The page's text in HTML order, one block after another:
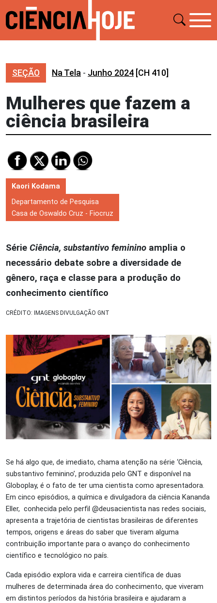
SEÇÃO Na Tela - Junho 2024 [CH 410]
Mulheres que fazem a
ciência brasileira
Kaori Kodama
Departamento de Pesquisa
Casa de Oswaldo Cruz - Fiocruz
Série Ciência, substantivo feminino amplia o
necessário debate sobre a diversidade de
gênero, raça e classe para a produção do
conhecimento científico
CRÉDITO: IMAGENS DIVULGAÇÃO GNT
Se há algo que, de imediato, chama atenção na série ‘Ciência,
substantivo feminino’, produzida pelo GNT e disponível na
Globoplay, é o fato de ter uma cientista como apresentadora.
Em cinco episódios, a química e divulgadora da ciência Kananda
Eller, conhecida pelo perfil @deusacientista nas redes sociais,
apresenta a trajetória de cientistas brasileiras de diferentes
tempos, origens e áreas do saber que tiveram alguma
contribuição importante para o avanço do conhecimento
científico e tecnológico no país.
Cada episódio explora vida e carreira científica de duas
mulheres de determinada área do conhecimento, que viveram
em distintos períodos da história brasileira e ajudaram a